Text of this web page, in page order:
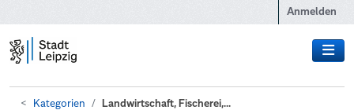
Anmelden
Kategorien Landwirtschaft, Fischerei,...